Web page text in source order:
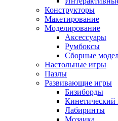
Конструкторы
Макетирование
Моделирование
Аксессуары
Румбоксы
Сборные
Настольные игры
Пазлы
Развивающие игры
Бизиборды
Кинетический
Лабиринты
Мозаика